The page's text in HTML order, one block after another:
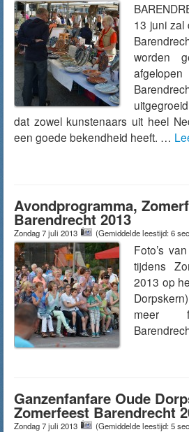
13 juni zal
worden
dat zowel kunstenaars uit heel
een goede bekendheid heeft. …
Avondprogramma,
Barendrecht 2013
Zondag 7 juli 2013 (Gemiddelde leestijd: 6
Foto’s
tijdens
2013 op
meer
Ganzenfanfare Oude
Zomerfeest Barendrecht
Zondag 7 juli 2013 (Gemiddelde leestijd: 5